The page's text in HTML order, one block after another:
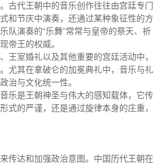
古代王朝中的音乐创作往往由宫廷专门
和节庆中演奏，还通过某种象征性的方
队演奏的“乐舞”常常与皇帝的祭天、祈
帝王的权威。
王室婚礼以及其他重要的宫廷活动中，
尤其在拿破仑的加冕典礼中，音乐与礼
治与文化统一性。
乐是王朝神圣与伟大的感知载体，它传
式的严谨，还是通过旋律本身的庄重，
传达和加强政治意图。中国历代王朝在